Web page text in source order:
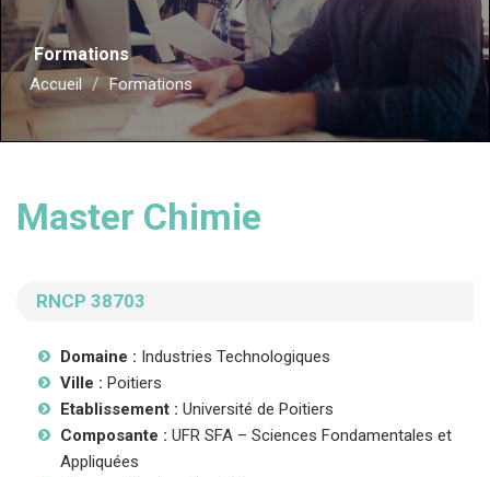
Formations
Accueil Formations
Master Chimie
RNCP 38703
Domaine : Industries Technologiques
Ville : Poitiers
Etablissement : Université de Poitiers
Composante : UFR SFA – Sciences Fondamentales et
Appliquées